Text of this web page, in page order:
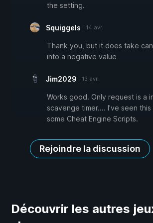
the setting.
Squiggels 14 avr.
Thank you, but it does take
into a negative value
Jim2029 13 avr.
Works good. Only request is a
scavenge timer.... I've seen
some Cheat Engine Scripts.
Rejoindre la discussion
Découvrir les autres